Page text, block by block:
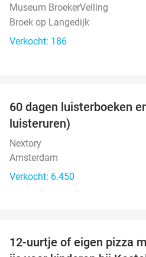
Museum BroekerVeiling
Broek op Langedijk
Verkocht: 186
60 dagen luisterboeken
luisteruren)
Nextory
Amsterdam
Verkocht: 6.450
12-uurtje of eigen pizza